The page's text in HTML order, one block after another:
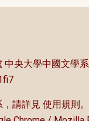
央大學中國文學
請詳見 使用規則。